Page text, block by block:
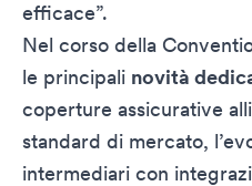
efficace”.
Nel corso della
le principali novità
coperture assicurative
standard di mercato,
intermediari con